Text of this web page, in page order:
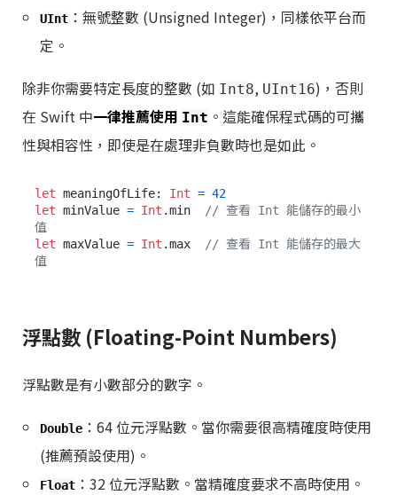
UInt ：無號整數 (Unsigned Integer)，同樣依平台而
定。
除非你需要特定長度的整數 (如 Int8, UInt16)，否則
在 Swift 中一律推薦使用 Int 。這能確保程式碼的可攜
性與相容性，即使是在處理非負數時也是如此。
let meaningOfLife: Int = 42
let minValue = Int .min
// 查看 Int 能儲存的最小
值
let maxValue = Int .max
// 查看 Int 能儲存的最大
值
浮點數 (Floating-Point Numbers)
浮點數是有小數部分的數字。
Double ：64 位元浮點數。當你需要很高精確度時使用
(推薦預設使用)。
Float ：32 位元浮點數。當精確度要求不高時使用。